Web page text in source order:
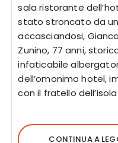
sala ristorante
stato stroncato da
accasciandosi,
Zunino, 77 anni,
infaticabile
dell’omonimo hotel,
con il fratello
CONTINUA A